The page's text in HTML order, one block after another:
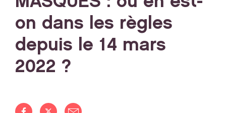
on dans les règles
depuis le 14 mars
2022 ?